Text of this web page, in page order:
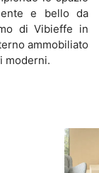
e bello da
di Vibieffe in
ammobiliato
moderni.